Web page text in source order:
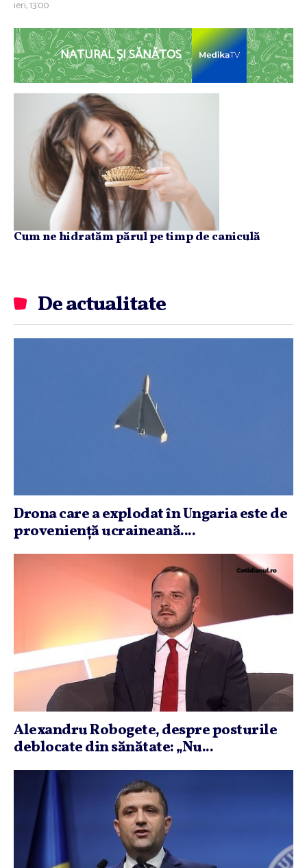
ieri, 13:00
NATURAL ȘI SĂNĂTOS
Cum ne hidratăm părul pe timp de caniculă
De actualitate
Drona care a explodat în Ungaria este de
provenienţă ucraineană....
Alexandru Robogete, despre posturile
deblocate din sănătate: „Nu...